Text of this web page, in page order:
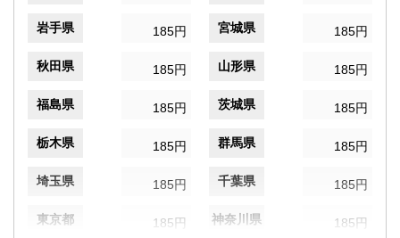
岩手県 185円 宮城県 185円
秋田県 185円 山形県 185円
福島県 185円 茨城県 185円
栃木県 185円 群馬県 185円
埼玉県 185円 千葉県 185円
東京都 185円 神奈川県 185円